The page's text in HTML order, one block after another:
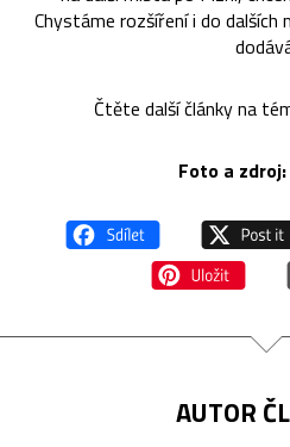
Chystáme rozšíření i do dalších
Čtěte další články na
Foto a zdroj:
AUTOR